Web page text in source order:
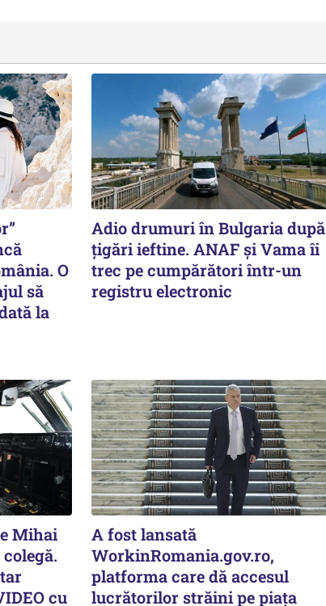
O
să
la
Adio drumuri în Bulgaria după
țigări ieftine. ANAF și Vama îi
trec pe cumpărători într-un
registru electronic
Mihai
cu
A fost lansată
WorkinRomania.gov.ro,
platforma care dă accesul
lucrătorilor străini pe piața